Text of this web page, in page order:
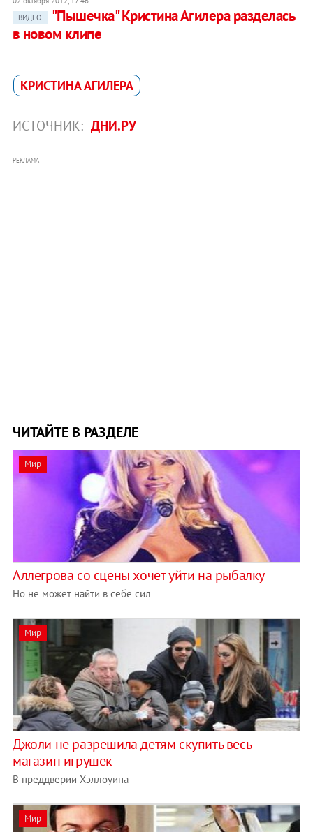
ВИДЕО
"Пышечка" Кристина Агилера разделась
в новом клипе
КРИСТИНА АГИЛЕРА
ИСТОЧНИК: ДНИ.РУ
РЕКЛАМА
ЧИТАЙТЕ В РАЗДЕЛЕ
Мир
Аллегрова со сцены хочет уйти на рыбалку
Но не может найти в себе сил
Мир
Джоли не разрешила детям скупить весь
магазин игрушек
В преддверии Хэллоуина
Мир